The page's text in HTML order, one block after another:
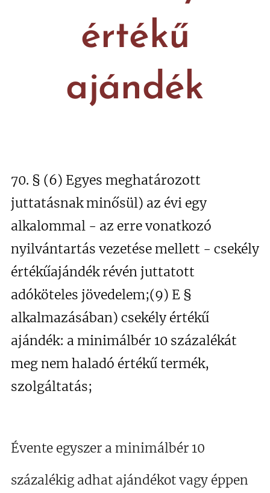
értékű
ajándék
70. § (6) Egyes meghatározott
juttatásnak minősül) az évi egy
alkalommal - az erre vonatkozó
nyilvántartás vezetése mellett - csekély
értékűajándék révén juttatott
adóköteles jövedelem;(9) E §
alkalmazásában) csekély értékű
ajándék: a minimálbér 10 százalékát
meg nem haladó értékű termék,
szolgáltatás;
Évente egyszer a minimálbér 10
százalékig adhat ajándékot vagy éppen